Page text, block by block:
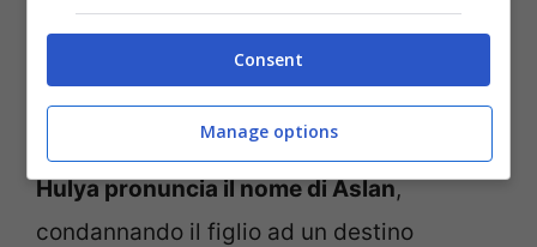
di compiere un gesto così atroce. Ma di
fronte alla minaccia costante e alla morte
della cara Aysel, la donna è costretta a
cedere al ricatto. Con il cuore in frantumi,
Hulya pronuncia il nome di Aslan,
condannando il figlio ad un destino
Consent
Manage options